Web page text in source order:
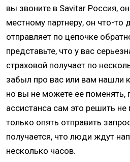
вы звоните в Savitar Россия,
местному партнеру, он что-то
отправляет по цепочке
представьте, что у вас
страховой получает по
забыл про вас или вам нашли
но вы не можете ее
ассистанса сам это решить
только опять отправить
получается, что люди ждут
несколько часов.